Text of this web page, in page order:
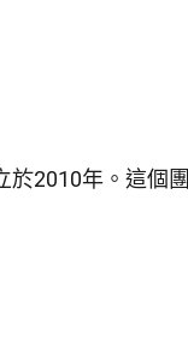
於2010年。這個